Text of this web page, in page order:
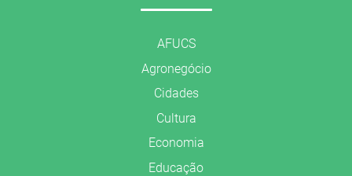
AFUCS
Agronegócio
Cidades
Cultura
Economia
Educação